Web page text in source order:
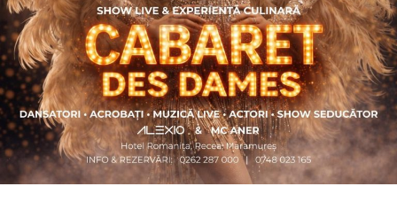
personal dificil, ca răspuns la întrebări despre
contribuție și sens. A crescut organic și a ajuns astăzi
una dintre cele mai mari comunități de femei
antreprenor din România, cu prezență fizică în mai
multe orașe, inclusiv la Cluj-Napoca.
„Dacă nu eu, atunci cine?”spune clujeancaCarmen
Mihalca, fondatoareaAntreprenoare.ro. Din această
întrebare s-a născut campania.